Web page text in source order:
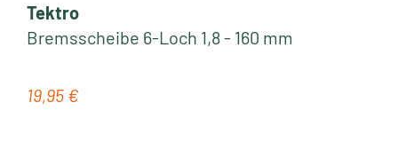
Tektro
Bremsscheibe 6-Loch 1,8 - 160 mm
Regulärer Preis:
19,95 €